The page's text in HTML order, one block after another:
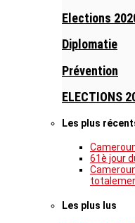
Elections
Diplomatie
Prévention
ELECTIONS
Les plus
61è jour
Les plus lus